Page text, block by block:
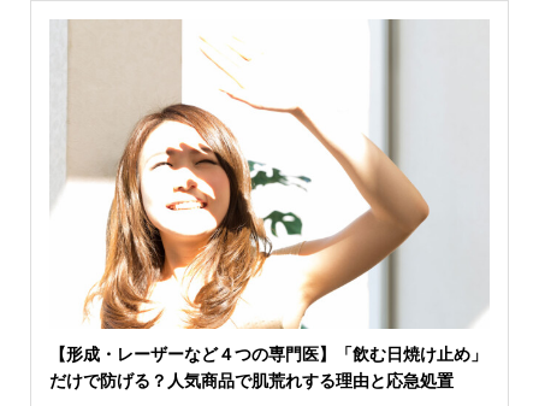
【形成・レーザーなど４つの専門医】「飲む日焼け止め」
だけで防げる？人気商品で肌荒れする理由と応急処置